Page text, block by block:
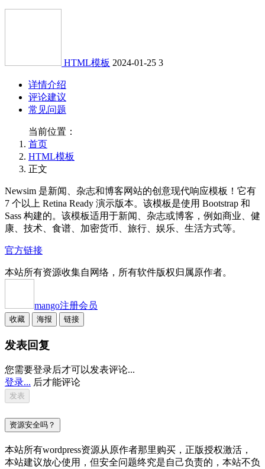
HTML模板 2024-01-25 3
详情介绍
评论建议
常见问题
当前位置：
首页
HTML模板
正文
Newsim 是新闻、杂志和博客网站的创意现代响应模板！它有
7 个以上 Retina Ready 演示版本。该模板是使用 Bootstrap 和
Sass 构建的。该模板适用于新闻、杂志或博客，例如商业、健
康、技术、食谱、加密货币、旅行、娱乐、生活方式等。
官方链接
本站所有资源收集自网络，所有软件版权归属原作者。
mango注册会员
收藏 海报 链接
发表回复
您需要登录后才可以发表评论...
登录... 后才能评论
资源安全吗？
本站所有wordpress资源从原作者那里购买，正版授权激活，
本站建议放心使用，但安全问题终究是自己负责的，本站不负